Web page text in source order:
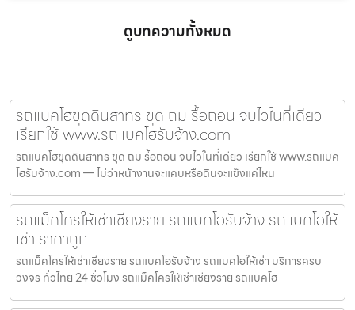
ดูบทความทั้งหมด
รถแบคโฮขุดดินสาทร ขุด ถม รื้อถอน จบไวในที่เดียว
เรียกใช้ www.รถแบคโฮรับจ้าง.com
รถแบคโฮขุดดินสาทร ขุด ถม รื้อถอน จบไวในที่เดียว เรียกใช้ www.รถแบค
โฮรับจ้าง.com — ไม่ว่าหน้างานจะแคบหรือดินจะแข็งแค่ไหน
รถแม็คโครให้เช่าเชียงราย รถแบคโฮรับจ้าง รถแบคโฮให้
เช่า ราคาถูก
รถแม็คโครให้เช่าเชียงราย รถแบคโฮรับจ้าง รถแบคโฮให้เช่า บริการครบ
วงจร ทั่วไทย 24 ชั่วโมง รถแม็คโครให้เช่าเชียงราย รถแบคโฮ